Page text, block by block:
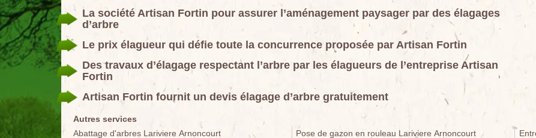
La société Artisan Fortin pour assurer l’aménagement paysager par des élagages
d’arbre
Le prix élagueur qui défie toute la concurrence proposée par Artisan Fortin
Des travaux d’élagage respectant l’arbre par les élagueurs de l’entreprise Artisan
Fortin
Artisan Fortin fournit un devis élagage d’arbre gratuitement
Autres services
Abattage d'arbres Lariviere Arnoncourt
Pose de gazon en rouleau Lariviere Arnoncourt